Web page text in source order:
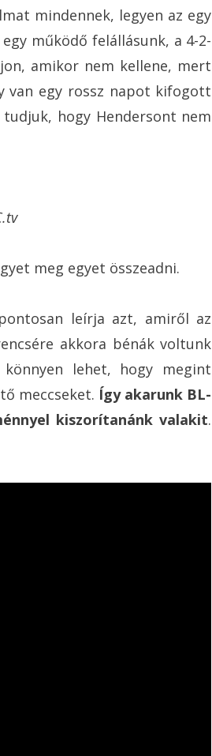
mindennek, legyen az egy
működő felállásunk, a 4-2-
amikor nem kellene, mert
van egy rossz napot kifogott
hogy Hendersont nem
meg egyet összeadni.
leírja azt, amiről az
akkora bénák voltunk
lehet, hogy megint
meccseket. Így akarunk BL-
kiszorítanánk valakit.